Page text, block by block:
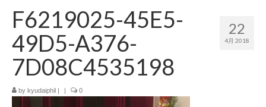
演奏会情報 22
4月 2018
F6219025-45E5-
49D5-A376-
7D08C4535198
by kyudaiphil 0